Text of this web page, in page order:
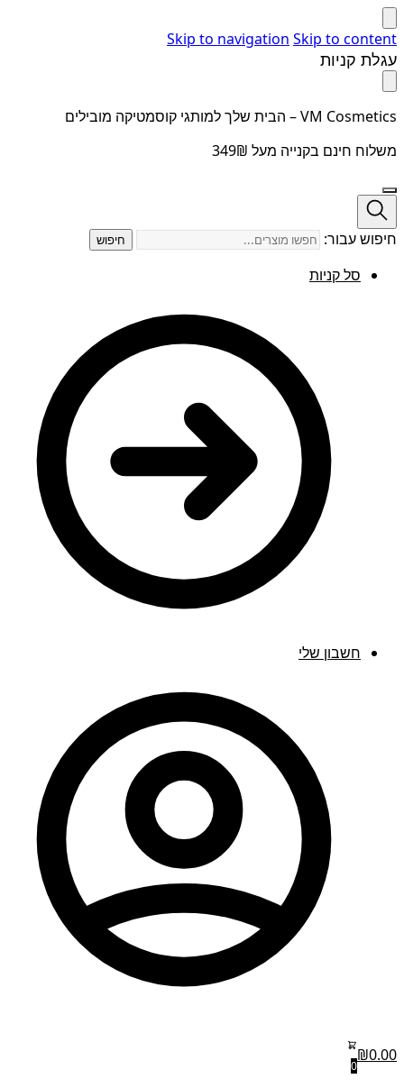
Skip to navigation Skip to content
עגלת קניות
VM Cosmetics – הבית שלך למותגי קוסמטיקה מובילים
משלוח חינם בקנייה מעל 349₪
חיפוש עבור: חיפוש
סל קניות
חשבון שלי
₪0.00
0